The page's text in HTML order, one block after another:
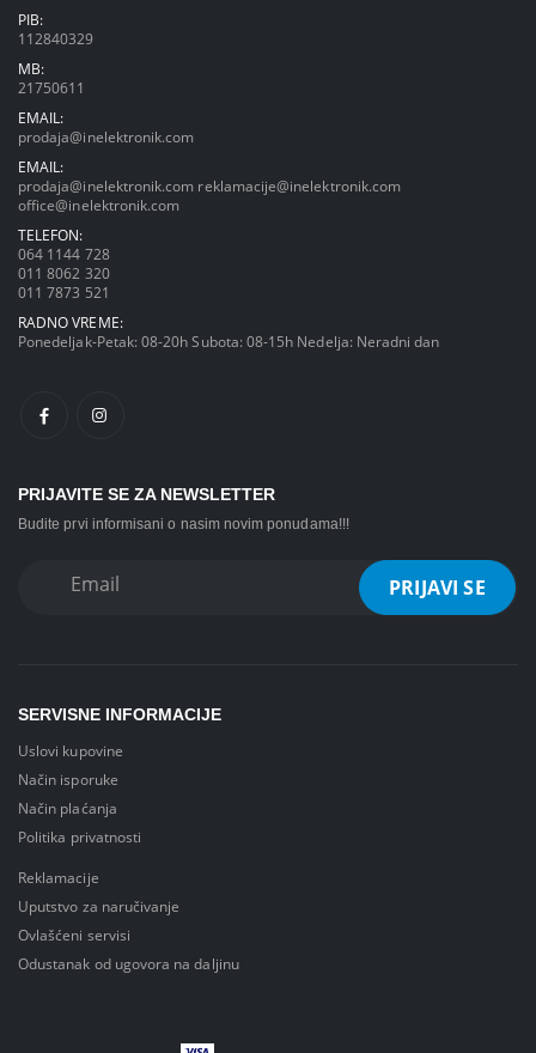
PIB:
112840329
MB:
21750611
EMAIL:
prodaja@inelektronik.com
EMAIL:
prodaja@inelektronik.com reklamacije@inelektronik.com
office@inelektronik.com
TELEFON:
064 1144 728
011 8062 320
011 7873 521
RADNO VREME:
Ponedeljak-Petak: 08-20h Subota: 08-15h Nedelja: Neradni dan
PRIJAVITE SE ZA NEWSLETTER
Budite prvi informisani o nasim novim ponudama!!!
SERVISNE INFORMACIJE
Uslovi kupovine
Način isporuke
Način plaćanja
Politika privatnosti
Reklamacije
Uputstvo za naručivanje
Ovlašćeni servisi
Odustanak od ugovora na daljinu